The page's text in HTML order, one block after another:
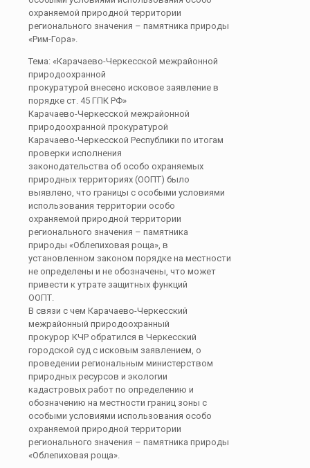
охраняемой природной территории
регионального значения – памятника природы
«Рим-Гора».
Тема: «Карачаево-Черкесской межрайонной
природоохранной
прокуратурой внесено исковое заявление в
порядке ст. 45 ГПК РФ»
Карачаево-Черкесской межрайонной
природоохранной прокуратурой
Карачаево-Черкесской Республики по итогам
проверки исполнения
законодательства об особо охраняемых
природных территориях (ООПТ) было
выявлено, что границы с особыми условиями
использования территории особо
охраняемой природной территории
регионального значения – памятника
природы «Облепиховая роща», в
установленном законом порядке на местности
не определены и не обозначены, что может
привести к утрате защитных функций
ООПТ.
В связи с чем Карачаево-Черкесский
межрайонный природоохранный
прокурор КЧР обратился в Черкесский
городской суд с исковым заявлением, о
проведении региональным министерством
природных ресурсов и экологии
кадастровых работ по определению и
обозначению на местности границ зоны с
особыми условиями использования особо
охраняемой природной территории
регионального значения – памятника природы
«Облепиховая роща».